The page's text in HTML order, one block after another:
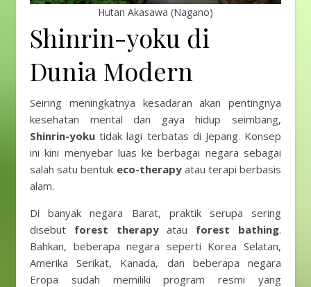
Hutan Akasawa (Nagano)
Shinrin-yoku di
Dunia Modern
Seiring meningkatnya kesadaran akan pentingnya
kesehatan mental dan gaya hidup seimbang,
Shinrin-yoku tidak lagi terbatas di Jepang. Konsep
ini kini menyebar luas ke berbagai negara sebagai
salah satu bentuk eco-therapyatau terapi berbasis
alam.
Di banyak negara Barat, praktik serupa sering
disebut forest therapyatau forest bathing.
Bahkan, beberapa negara seperti Korea Selatan,
Amerika Serikat, Kanada, dan beberapa negara
Eropa sudah memiliki program resmi yang